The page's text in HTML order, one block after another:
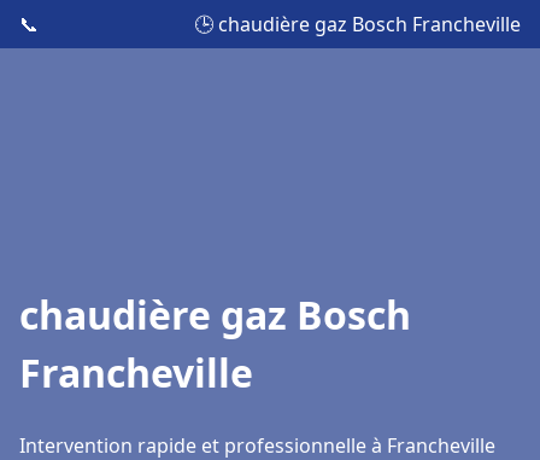
📞 🕒 chaudière gaz Bosch Francheville
chaudière gaz Bosch
Francheville
Intervention rapide et professionnelle à Francheville